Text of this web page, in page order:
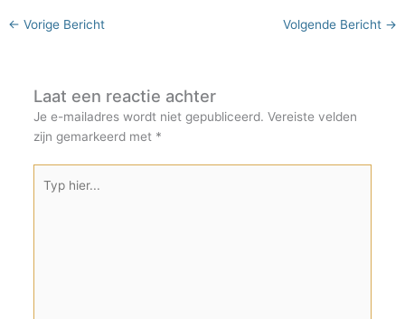
← Vorige Bericht Volgende Bericht →
Laat een reactie achter
Je e-mailadres wordt niet gepubliceerd. Vereiste velden
zijn gemarkeerd met *
hier...